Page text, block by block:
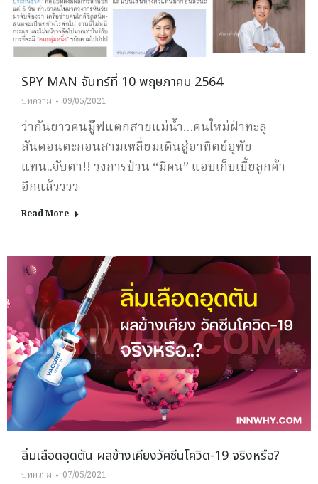
SPY MAN จันทร์ที่ 10 พฤษภาคม 2564
บทความ 09/05/2021
ว่ากันยาวคนมู๊ฟแตกสายแม่น้ำ…คนใหม่ฝ่าทะลุ
สันดอนตะกอนสามเหลี่ยมเดินสู่อาทิตย์อุทัย
แทน..จับตา!! วงการป่วน “มีคน” แอบเก็บเบี้ยลูกค้า
อีกแล้วววว
Read More
ลิ่มเลือดอุดตัน ผลข้างเคียงวัคซีนโควิด-19 จริงหรือ?
บทความ 07/05/2021